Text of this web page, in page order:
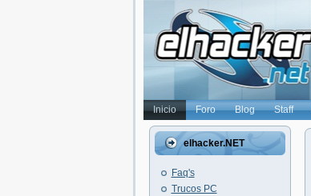
Inicio Foro Blog Staff
elhacker.NET
Faq's
Trucos PC